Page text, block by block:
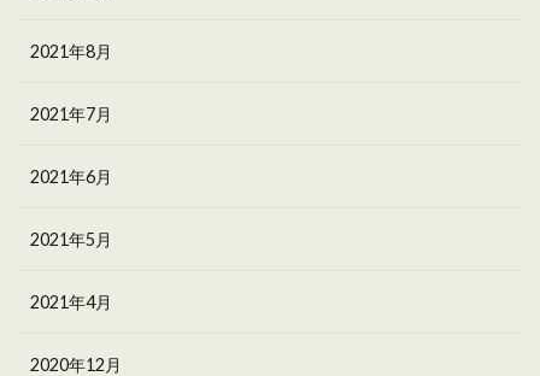
2021年8月
2021年7月
2021年6月
2021年5月
2021年4月
2020年12月